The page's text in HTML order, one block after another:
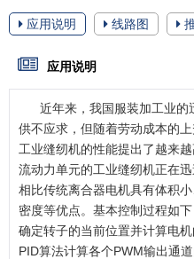
应用说明 线路图
应用说明
近年来，我国服装加工业的
供不应求，但随着劳动成本的
工业缝纫机的性能提出了越来
流动力单元的工业缝纫机正在
相比传统离合器电机具有体积
密度等优点。基本控制过程如
确定转子的当前位置并计算电
PID算法计算各个PWM输出通